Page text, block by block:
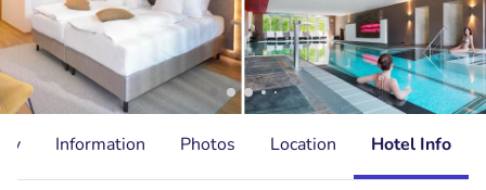
Information Photos Location Hotel Info